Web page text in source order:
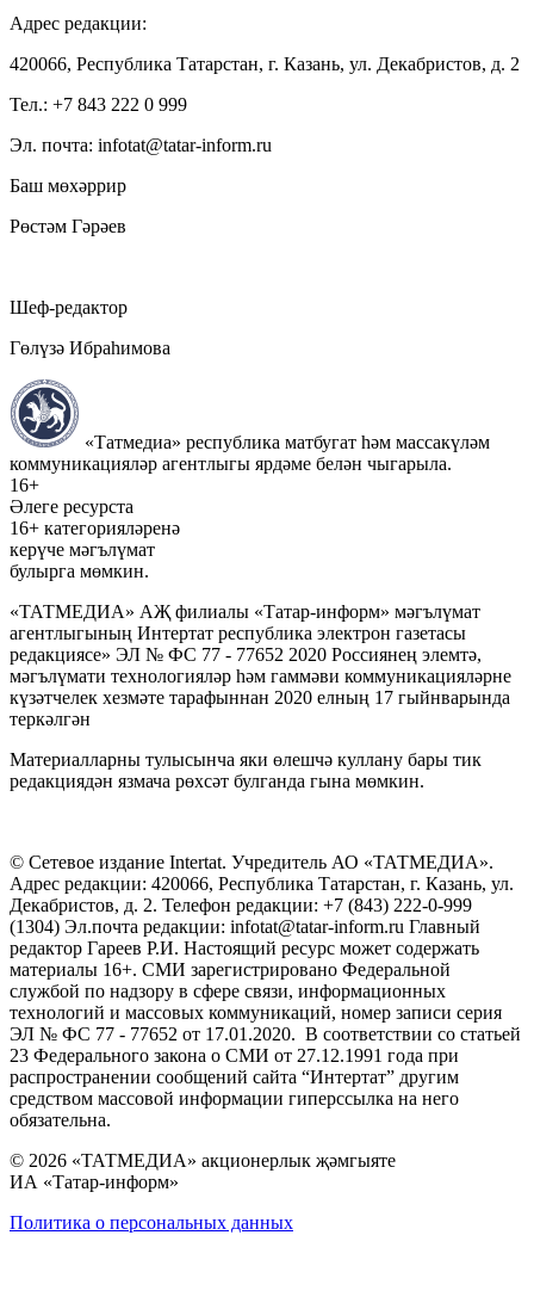
Адрес редакции:
420066, Республика Татарстан, г. Казань, ул. Декабристов, д. 2
Тел.: +7 843 222 0 999
Эл. почта: infotat@tatar-inform.ru
Баш мөхәррир
Рөстәм Гәрәев
Шеф-редактор
Гөлүзә Ибраһимова
«Татмедиа» республика матбугат һәм массакүләм
коммуникацияләр агентлыгы ярдәме белән чыгарыла.
16+
Әлеге ресурста
16+ категорияләренә
керүче мәгълүмат
булырга мөмкин.
«ТАТМЕДИА» АҖ филиалы «Татар-информ» мәгълүмат
агентлыгының Интертат республика электрон газетасы
редакциясе» ЭЛ № ФС 77 - 77652 2020 Россиянең элемтә,
мәгълүмати технологияләр һәм гаммәви коммуникацияләрне
күзәтчелек хезмәте тарафыннан 2020 елның 17 гыйнварында
теркәлгән
Материалларны тулысынча яки өлешчә куллану бары тик
редакциядән язмача рөхсәт булганда гына мөмкин.
© Сетевое издание Intertat. Учредитель АО «ТАТМЕДИА».
Адрес редакции: 420066, Республика Татарстан, г. Казань, ул.
Декабристов, д. 2. Телефон редакции: +7 (843) 222-0-999
(1304) Эл.почта редакции: infotat@tatar-inform.ru Главный
редактор Гареев Р.И. Настоящий ресурс может содержать
материалы 16+. СМИ зарегистрировано Федеральной
службой по надзору в сфере связи, информационных
технологий и массовых коммуникаций, номер записи серия
ЭЛ № ФС 77 - 77652 от 17.01.2020. В соответствии со статьей
23 Федерального закона о СМИ от 27.12.1991 года при
распространении сообщений сайта “Интертат” другим
средством массовой информации гиперссылка на него
обязательна.
© 2026 «ТАТМЕДИА» акционерлык җәмгыяте
ИА «Татар-информ»
Политика о персональных данных